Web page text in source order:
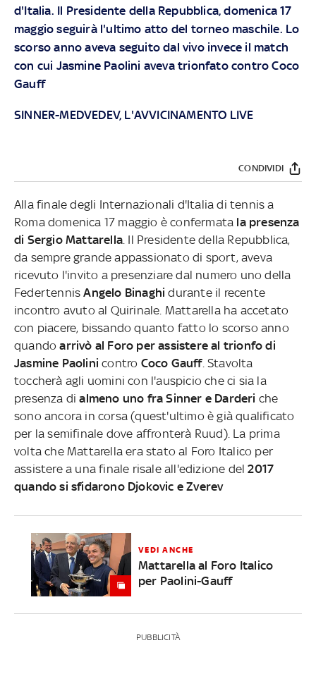
d'Italia. Il Presidente della Repubblica, domenica 17
maggio seguirà l'ultimo atto del torneo maschile. Lo
scorso anno aveva seguito dal vivo invece il match
con cui Jasmine Paolini aveva trionfato contro Coco
Gauff
SINNER-MEDVEDEV, L'AVVICINAMENTO LIVE
CONDIVIDI
Alla finale degli Internazionali d'Italia di tennis a
Roma domenica 17 maggio è confermata la presenza
di Sergio Mattarella . Il Presidente della Repubblica,
da sempre grande appassionato di sport, aveva
ricevuto l'invito a presenziare dal numero uno della
FedertennisAngelo Binaghi durante il recente
incontro avuto al Quirinale. Mattarella ha accetato
con piacere, bissando quanto fatto lo scorso anno
quandoarrivò al Foro per assistere al trionfo di
Jasmine Paolini contro Coco Gauff. Stavolta
toccherà agli uomini con l'auspicio che ci sia la
presenza dialmeno uno fra Sinner e Darderi che
sono ancora in corsa (quest'ultimo è già qualificato
per la semifinale dove affronterà Ruud). La prima
volta che Mattarella era stato al Foro Italico per
assistere a una finale risale all'edizione del 2017
quando si sfidarono Djokovic e Zverev
VEDI ANCHE
Mattarella al Foro Italico
per Paolini-Gauff
PUBBLICITÀ